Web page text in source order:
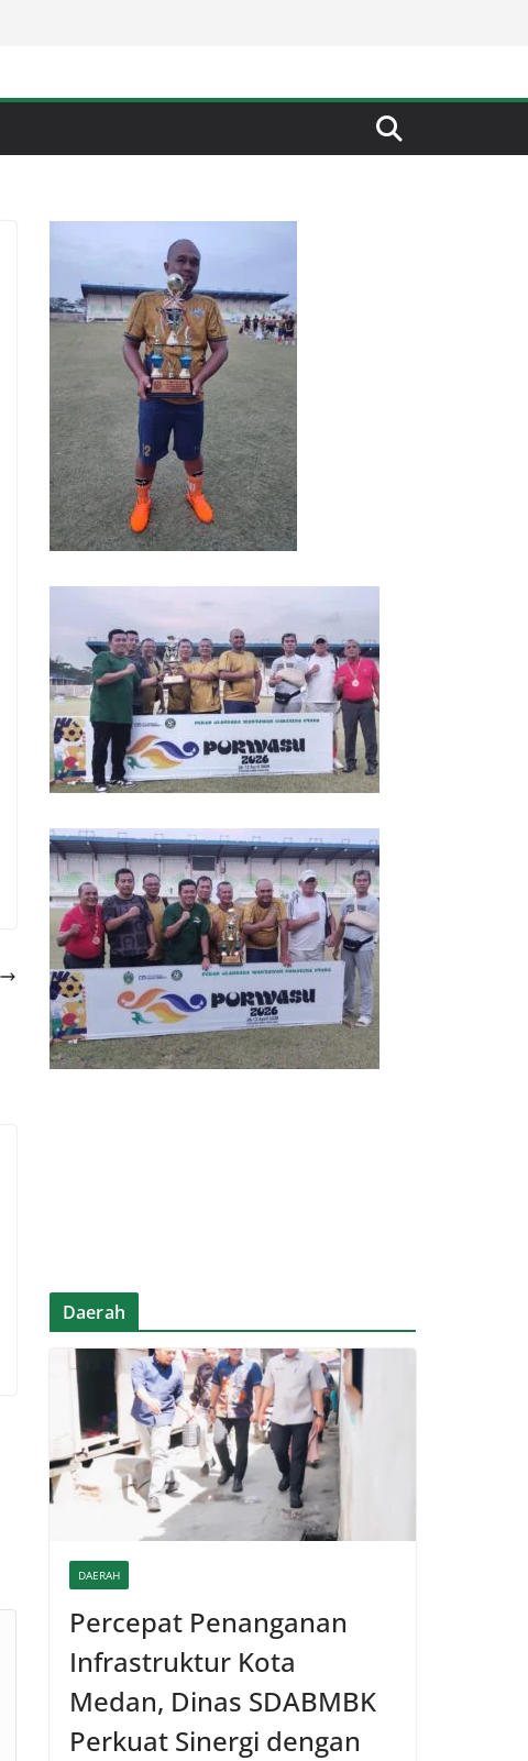
Daerah
DAERAH
Percepat Penanganan
Infrastruktur Kota
Medan, Dinas SDABMBK
Perkuat Sinergi dengan